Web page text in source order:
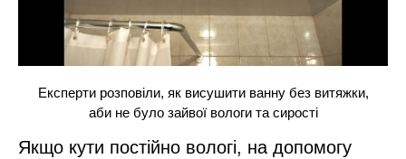
Експерти розповіли, як висушити ванну без витяжки,
аби не було зайвої вологи та сирості
Якщо кути постійно вологі, на допомогу